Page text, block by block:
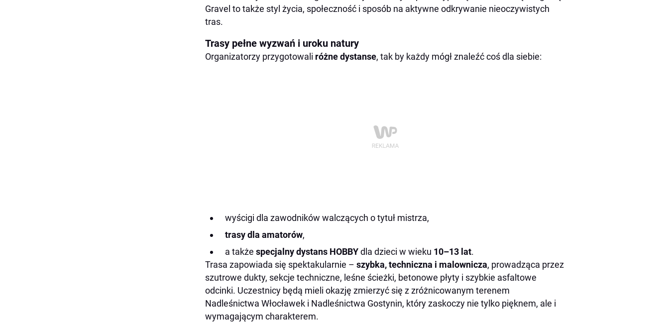
Gravel to także styl życia, społeczność i sposób na aktywne odkrywanie nieoczywistych
tras.
Trasy pełne wyzwań i uroku natury
Organizatorzy przygotowali różne dystanse, tak by każdy mógł znaleźć coś dla siebie:
wyścigi dla zawodników walczących o tytuł mistrza,
trasy dla amatorów,
a także specjalny dystans HOBBYdla dzieci w wieku 10–13 lat.
Trasa zapowiada się spektakularnie – szybka, techniczna i malownicza, prowadząca przez
szutrowe dukty, sekcje techniczne, leśne ścieżki, betonowe płyty i szybkie asfaltowe
odcinki. Uczestnicy będą mieli okazję zmierzyć się z zróżnicowanym terenem
Nadleśnictwa Włocławek i Nadleśnictwa Gostynin, który zaskoczy nie tylko pięknem, ale i
wymagającym charakterem.